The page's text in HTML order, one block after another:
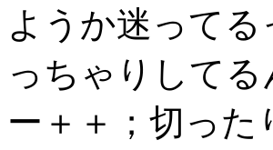
ようか迷って
っちゃりして
ー＋＋；切っ